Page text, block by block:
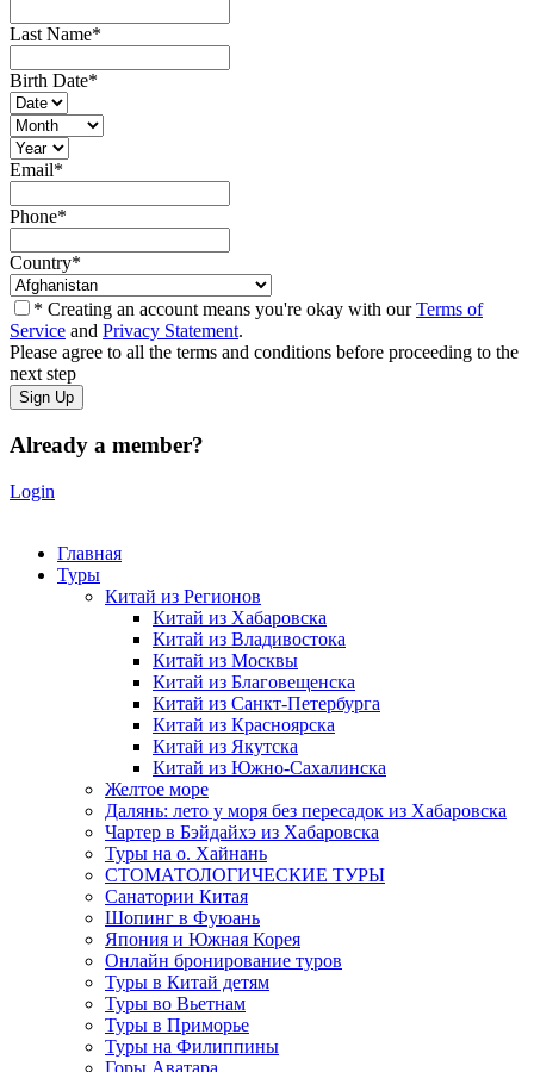
Last Name*
Birth Date*
Email*
Phone*
Country*
* Creating an account means you're okay with ourTerms of
Service and Privacy Statement.
Please agree to all the terms and conditions before proceeding to the
next step
Already a member?
Login
Главная
Туры
Китай из Регионов
Китай из Хабаровска
Китай из Владивостока
Китай из Москвы
Китай из Благовещенска
Китай из Санкт-Петербурга
Китай из Красноярска
Китай из Якутска
Китай из Южно-Сахалинска
Желтое море
Далянь: лето у моря без пересадок из Хабаровска
Чартер в Бэйдайхэ из Хабаровска
Туры на о. Хайнань
СТОМАТОЛОГИЧЕСКИЕ ТУРЫ
Санатории Китая
Шопинг в Фуюань
Япония и Южная Корея
Онлайн бронирование туров
Туры в Китай детям
Туры во Вьетнам
Туры в Приморье
Туры на Филиппины
Горы Аватара